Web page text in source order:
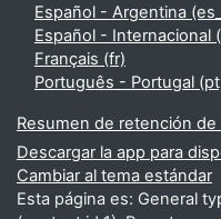
Español - Argentina
Español - Internacional
Français ‎(fr)‎
Português - Portugal
Resumen de retención de
Descargar la app para
Cambiar al tema estándar
Esta página es: General